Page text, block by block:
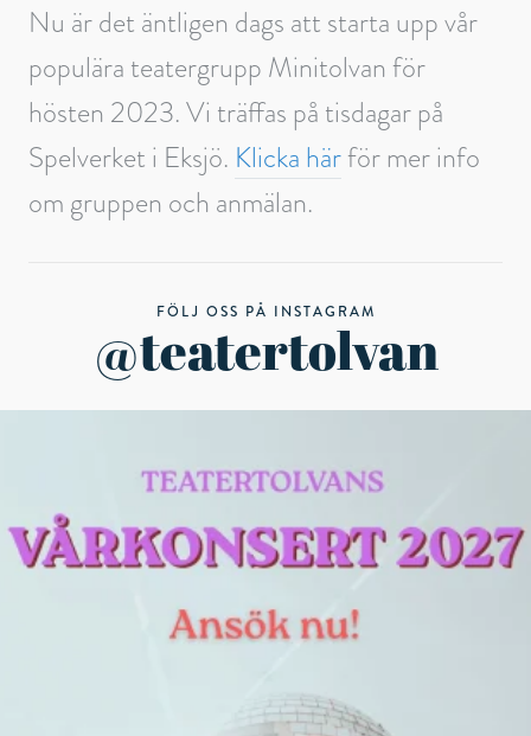
Nu är det äntligen dags att starta upp vår
populära teatergrupp Minitolvan för
hösten 2023. Vi träffas på tisdagar på
Spelverket i Eksjö. Klicka härför mer info
om gruppen och anmälan.
FÖLJ OSS PÅ INSTAGRAM
@teatertolvan